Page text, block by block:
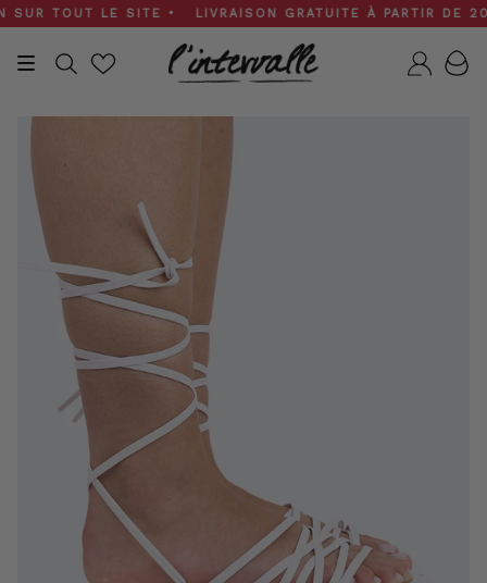
Skip
to
content
LE SITE • LIVRAISON GRATUITE À PARTIR DE
Recherche